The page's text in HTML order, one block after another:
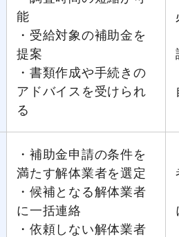
能
・受給対象の補助金を
提案
・書類作成や手続きの
アドバイスを受けられ
る
・補助金申請の条件を
満たす解体業者を選定
・候補となる解体業者
に一括連絡
・依頼しない解体業者